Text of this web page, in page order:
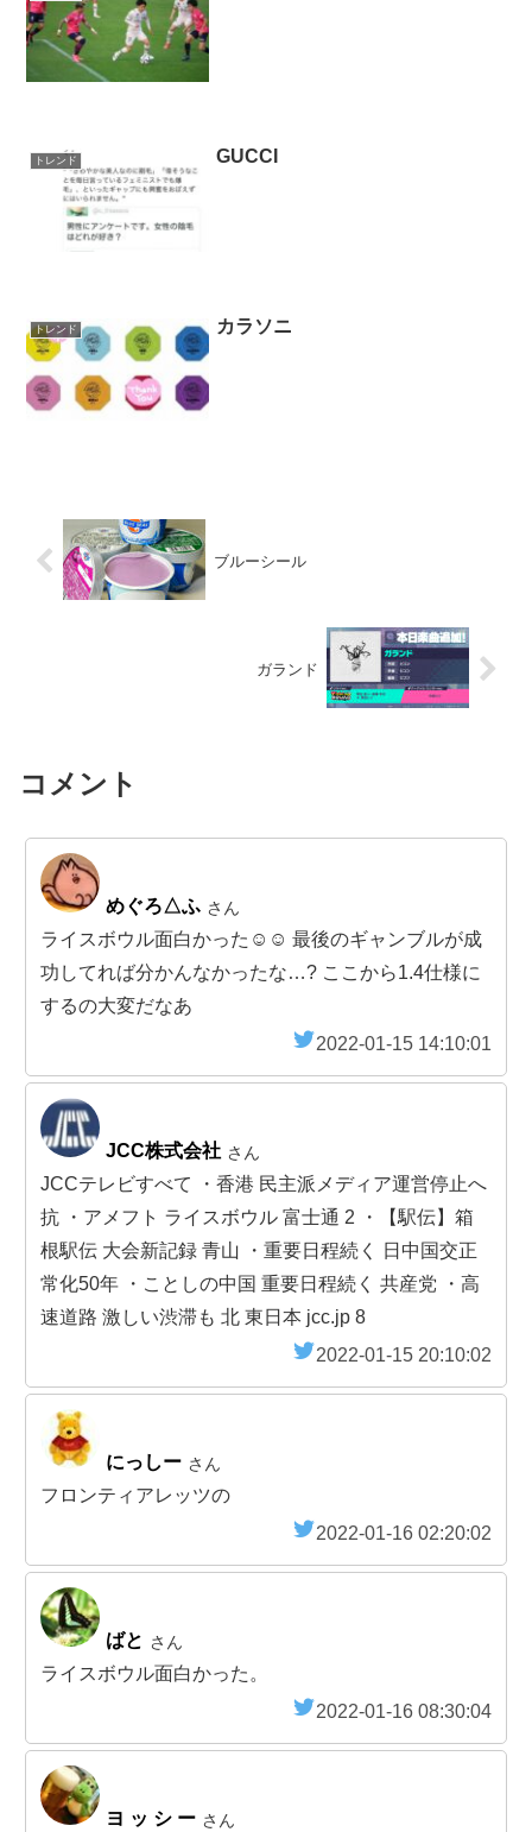
トレンド GUCCI
トレンド カラソニ
ブルーシール
ガランド
コメント
めぐろ△ふ さん
ライスボウル面白かった☺️☺️ 最後のギャンブルが成
功してれば分かんなかったな…? ここから1.4仕様に
するの大変だなあ
2022-01-15 14:10:01
JCC株式会社 さん
JCCテレビすべて ・香港 民主派メディア運営停止へ
抗 ・アメフト ライスボウル 富士通 2 ・【駅伝】箱
根駅伝 大会新記録 青山 ・重要日程続く 日中国交正
常化50年 ・ことしの中国 重要日程続く 共産党 ・高
速道路 激しい渋滞も 北 東日本 jcc.jp 8
2022-01-15 20:10:02
にっしー さん
フロンティアレッツの
2022-01-16 02:20:02
ばと さん
ライスボウル面白かった。
2022-01-16 08:30:04
ヨ ッ シ ー さん